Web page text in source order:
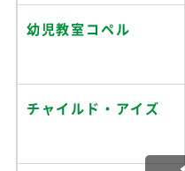
幼児教室コペル
チャイルド・アイズ